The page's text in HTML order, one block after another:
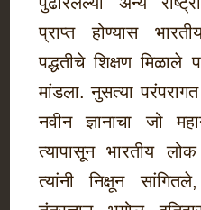
प्राप्त होण्यास
पद्धतीचे शिक्षण मिळाले
मांडला. नुसत्या
नवीन ज्ञानाचा जो
त्यापासून भारतीय
त्यांनी निक्षून